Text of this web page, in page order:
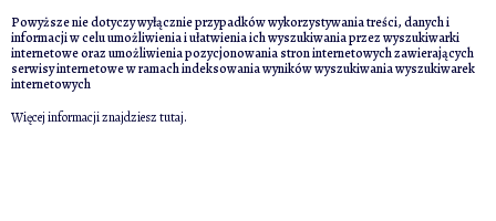
Powyższe nie dotyczy wyłącznie przypadków wykorzystywania treści, danych i
informacji w celu umożliwienia i ułatwienia ich wyszukiwania przez wyszukiwarki
internetowe oraz umożliwienia pozycjonowania stron internetowych zawierających
serwisy internetowe w ramach indeksowania wyników wyszukiwania wyszukiwarek
internetowych
Więcej informacji znajdziesztutaj.